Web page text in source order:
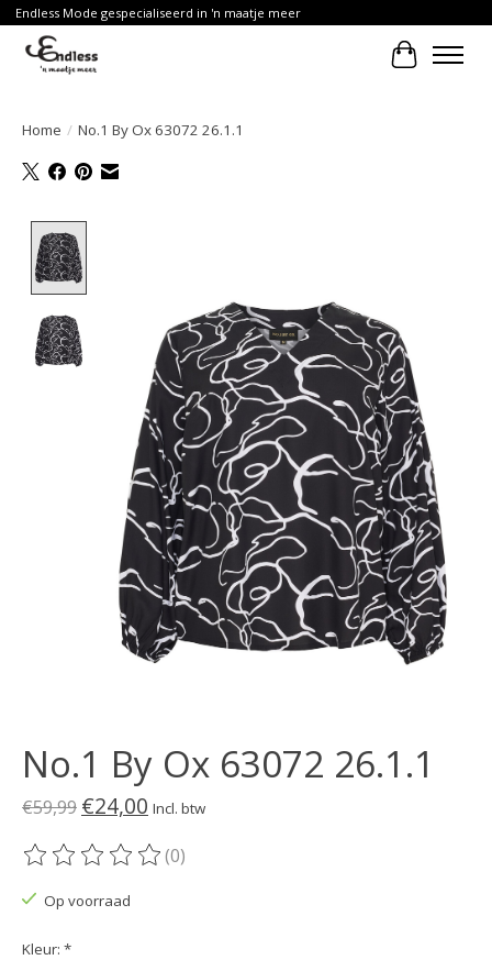
Endless Mode gespecialiseerd in 'n maatje meer
Home / No.1 By Ox 63072 26.1.1
No.1 By Ox 63072 26.1.1
€59,99 €24,00 Incl. btw
De beoordeling van dit product is
(0)
Op voorraad
Kleur: *